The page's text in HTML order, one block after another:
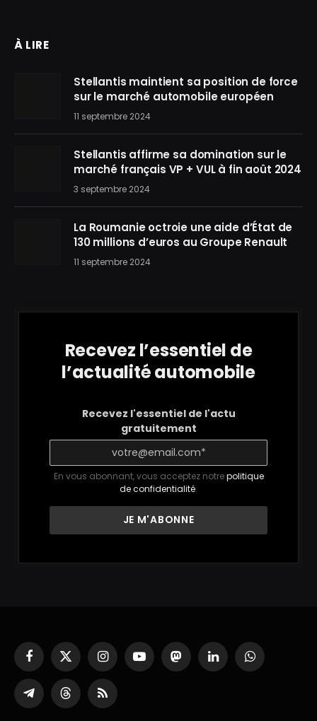
À LIRE
Stellantis maintient sa position de force
sur le marché automobile européen
11 septembre 2024
Stellantis affirme sa domination sur le
marché français VP + VUL à fin août 2024
3 septembre 2024
La Roumanie octroie une aide d’État de
130 millions d’euros au Groupe Renault
11 septembre 2024
Recevez l’essentiel de
l’actualité automobile
Recevez l'essentiel de l'actu
gratuitement
En vous abonnant, vous acceptez notrepolitique
de confidentialité.
Facebook
X
(Twitter)
InstagramYouTubeMastodonLinkedInWhatsApp
Partager
sur
ThreadsRSS